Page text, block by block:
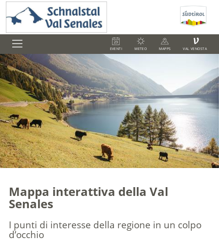
EVENTI METEO MAPPS
V
VAL VENOSTA
Mappa interattiva della Val
Senales
I punti di interesse della regione in un colpo
d’occhio